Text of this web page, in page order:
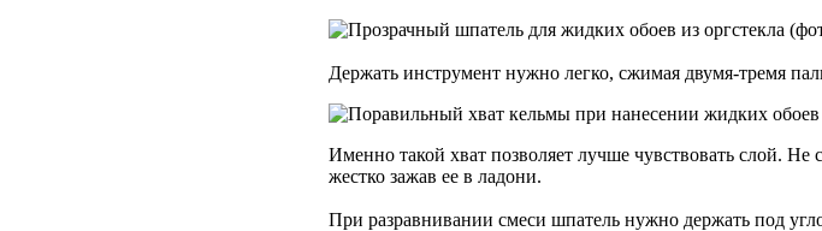
Держать инструмент нужно легко, сжимая двумя-тремя
Именно такой хват позволяет лучше чувствовать слой. Не
жестко зажав ее в ладони.
При разравнивании смеси шпатель нужно держать под